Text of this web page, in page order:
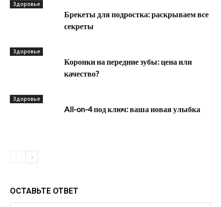
Здоровье
Брекеты для подростка: раскрываем все
секреты
Здоровье
Коронки на передние зубы: цена или
качество?
Здоровье
All-on-4 под ключ: ваша новая улыбка
ОСТАВЬТЕ ОТВЕТ